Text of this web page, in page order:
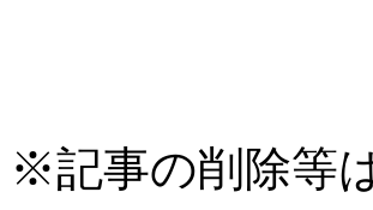
※記事の削除等